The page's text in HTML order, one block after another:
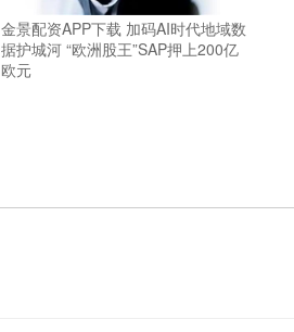
金景配资APP下载 加码AI时代地域数
据护城河 “欧洲股王”SAP押上200亿
欧元